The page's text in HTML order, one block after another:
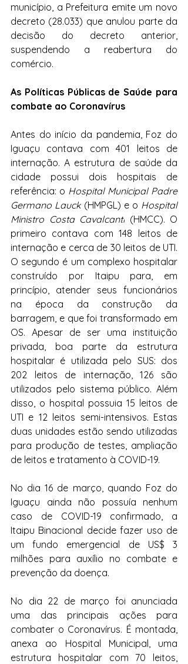
município, a Prefeitura emite um novo
decreto (28.033) que anulou parte da
decisão do decreto anterior,
suspendendo a reabertura do
comércio.
As Políticas Públicas de Saúde para
combate ao Coronavírus
Antes do início da pandemia, Foz do
Iguaçu contava com 401 leitos de
internação. A estrutura de saúde da
cidade possui dois hospitais de
referência: o Hospital Municipal Padre
Germano Lauck (HMPGL) e o Hospital
Ministro Costa Cavalcanti (HMCC). O
primeiro contava com 148 leitos de
internação e cerca de 30 leitos de UTI.
O segundo é um complexo hospitalar
construído por Itaipu para, em
princípio, atender seus funcionários
na época da construção da
barragem, e que foi transformado em
OS. Apesar de ser uma instituição
privada, boa parte da estrutura
hospitalar é utilizada pelo SUS: dos
202 leitos de internação, 126 são
utilizados pelo sistema público. Além
disso, o hospital possuia 15 leitos de
UTI e 12 leitos semi-intensivos. Estas
duas unidades estão sendo utilizadas
para produção de testes, ampliação
de leitos e tratamento à COVID-19.
No dia 16 de março, quando Foz do
Iguaçu ainda não possuía nenhum
caso de COVID-19 confirmado, a
Itaipu Binacional decide fazer uso de
um fundo emergencial de US$ 3
milhões para auxílio no combate e
prevenção da doença.
No dia 22 de março foi anunciada
uma das principais ações para
combater o Coronavírus. É montada,
anexa ao Hospital Municipal, uma
estrutura hospitalar com 70 leitos,